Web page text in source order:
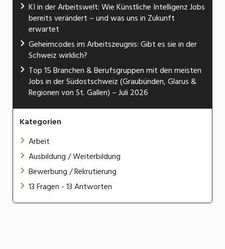
KI in der Arbeitswelt: Wie Künstliche Intelligenz Jobs
bereits verändert – und was uns in Zukunft
erwartet
Geheimcodes im Arbeitszeugnis: Gibt es sie in der
Schweiz wirklich?
Top 15 Branchen & Berufsgruppen mit den meisten
Jobs in der Südostschweiz (Graubünden, Glarus &
Regionen von St. Gallen) – Juli 2026
Kategorien
Arbeit
Ausbildung / Weiterbildung
Bewerbung / Rekrutierung
13 Fragen - 13 Antworten